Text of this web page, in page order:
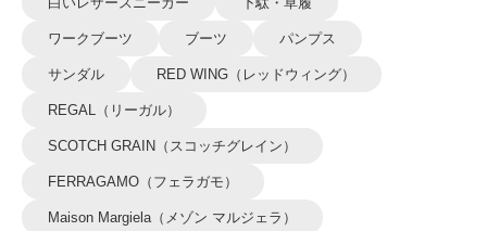
ワークブーツ ブーツ パンプス
サンダル RED WING（レッドウィング）
REGAL（リーガル）
SCOTCH GRAIN（スコッチグレイン）
FERRAGAMO（フェラガモ）
Maison Margiela（メゾン マルジェラ）